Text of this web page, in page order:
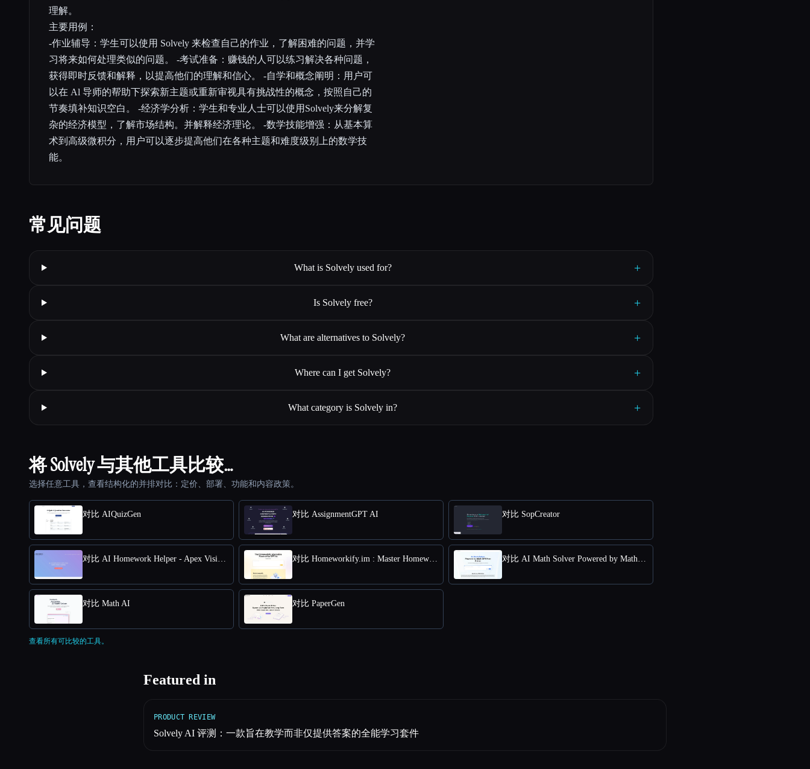
理解。
主要用例：
-作业辅导：学生可以使用 Solvely 来检查自己的作业，了解困难的问题，并学
习将来如何处理类似的问题。 -考试准备：赚钱的人可以练习解决各种问题，
获得即时反馈和解释，以提高他们的理解和信心。 -自学和概念阐明：用户可
以在 Al 导师的帮助下探索新主题或重新审视具有挑战性的概念，按照自己的
节奏填补知识空白。 -经济学分析：学生和专业人士可以使用Solvely来分解复
杂的经济模型，了解市场结构。并解释经济理论。 -数学技能增强：从基本算
术到高级微积分，用户可以逐步提高他们在各种主题和难度级别上的数学技
能。
常见问题
What is Solvely used for? +
Is Solvely free? +
What are alternatives to Solvely? +
Where can I get Solvely? +
What category is Solvely in? +
将 Solvely 与其他工具比较…
选择任意工具，查看结构化的并排对比：定价、部署、功能和内容政策。
对比 AIQuizGen 对比 AssignmentGPT AI 对比 SopCreator
对比 Math AI 对比 PaperGen
查看所有可比较的工具。
Featured in
PRODUCT REVIEW
Solvely AI 评测：一款旨在教学而非仅提供答案的全能学习套件